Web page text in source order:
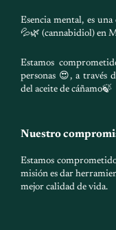
Esencia mental, es
💦🌿 (cannabidiol) en
Estamos
personas 😍, a través
del aceite de cáñamo🍃
Nuestro
Estamos
misión es dar
mejor calidad de vida.